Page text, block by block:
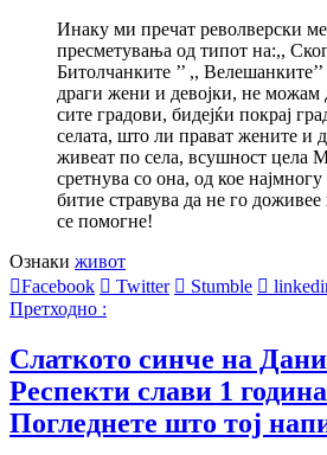
Инаку ми пречат револверски
пресметувања од типот на:,,
Битолчанките ’’ ,,
драги жени и девојки, не можам
сите градови, бидејќи покрај
селата, што ли прават жените и
живеат по села, всушност цела
сретнува со она, од кое најмногу
битие стравува да не го доживее
се помогне!
Ознаки живот
Facebook
Twitter Stumble
Претходно :
Слаткото синче на
Респекти слави 1
Погледнете што тој